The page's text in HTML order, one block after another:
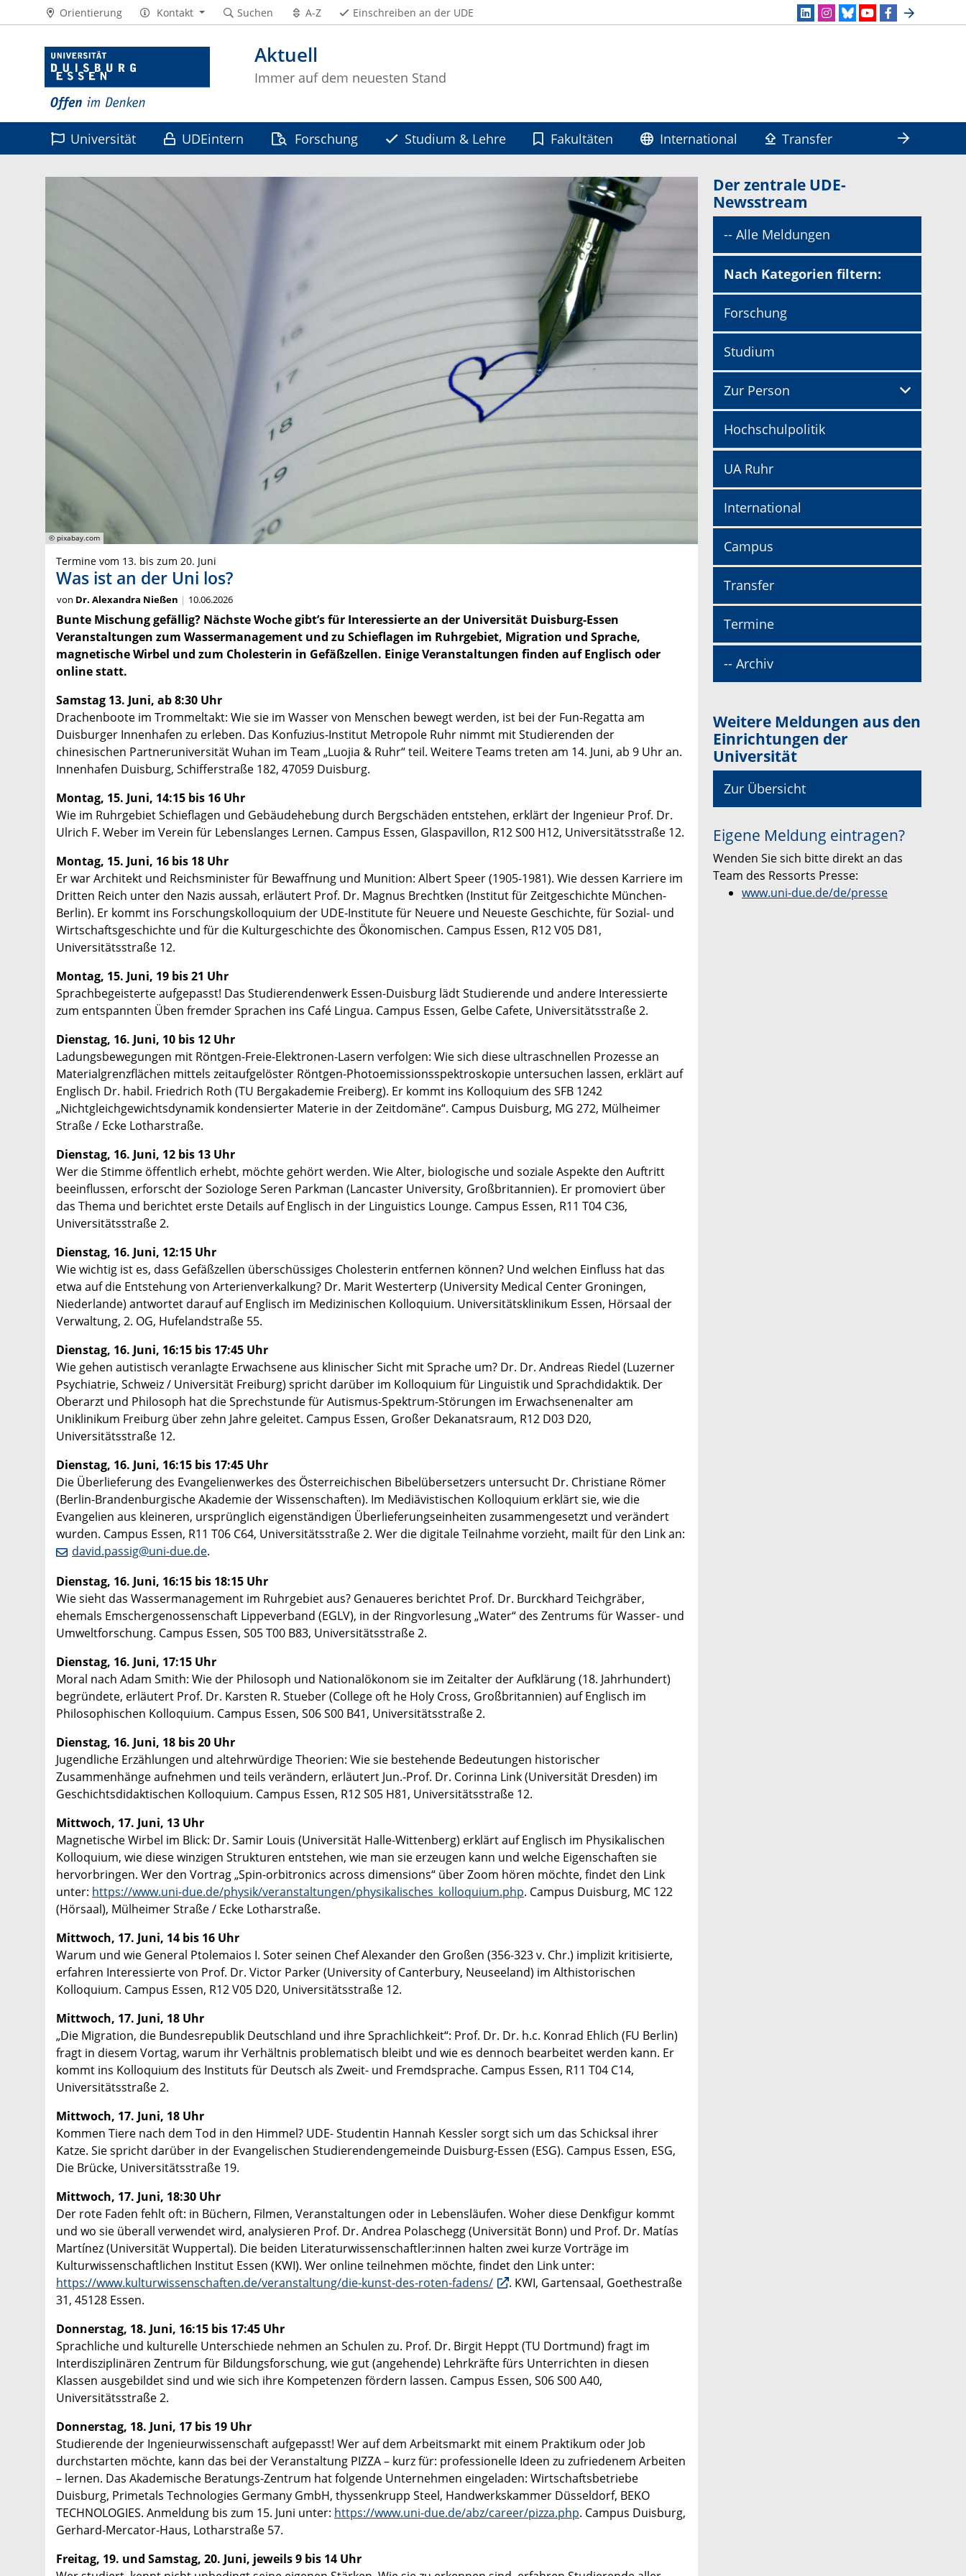
Aktuell
Immer auf dem neuesten Stand
Orientierung Kontakt Suchen A-Z Einschreiben an der UDE
Universität UDEintern Forschung Studium & Lehre Fakultäten International
Transfer
© pixabay.com
Termine vom 13. bis zum 20. Juni
Was ist an der Uni los?
von Dr. Alexandra Nießen 10.06.2026
Bunte Mischung gefällig? Nächste Woche gibt’s für Interessierte an der Universität Duisburg-Essen
Veranstaltungen zum Wassermanagement und zu Schieflagen im Ruhrgebiet, Migration und Sprache,
magnetische Wirbel und zum Cholesterin in Gefäßzellen. Einige Veranstaltungen finden auf Englisch oder
online statt.
Samstag 13. Juni, ab 8:30 Uhr
Drachenboote im Trommeltakt: Wie sie im Wasser von Menschen bewegt werden, ist bei der Fun-Regatta am
Duisburger Innenhafen zu erleben. Das Konfuzius-Institut Metropole Ruhr nimmt mit Studierenden der
chinesischen Partneruniversität Wuhan im Team „Luojia & Ruhr“ teil. Weitere Teams treten am 14. Juni, ab 9 Uhr an.
Innenhafen Duisburg, Schifferstraße 182, 47059 Duisburg.
Montag, 15. Juni, 14:15 bis 16 Uhr
Wie im Ruhrgebiet Schieflagen und Gebäudehebung durch Bergschäden entstehen, erklärt der Ingenieur Prof. Dr.
Ulrich F. Weber im Verein für Lebenslanges Lernen. Campus Essen, Glaspavillon, R12 S00 H12, Universitätsstraße 12.
Montag, 15. Juni, 16 bis 18 Uhr
Er war Architekt und Reichsminister für Bewaffnung und Munition: Albert Speer (1905-1981). Wie dessen Karriere im
Dritten Reich unter den Nazis aussah, erläutert Prof. Dr. Magnus Brechtken (Institut für Zeitgeschichte München-
Berlin). Er kommt ins Forschungskolloquium der UDE-Institute für Neuere und Neueste Geschichte, für Sozial- und
Wirtschaftsgeschichte und für die Kulturgeschichte des Ökonomischen. Campus Essen, R12 V05 D81,
Universitätsstraße 12.
Montag, 15. Juni, 19 bis 21 Uhr
Sprachbegeisterte aufgepasst! Das Studierendenwerk Essen-Duisburg lädt Studierende und andere Interessierte
zum entspannten Üben fremder Sprachen ins Café Lingua. Campus Essen, Gelbe Cafete, Universitätsstraße 2.
Dienstag, 16. Juni, 10 bis 12 Uhr
Ladungsbewegungen mit Röntgen-Freie-Elektronen-Lasern verfolgen: Wie sich diese ultraschnellen Prozesse an
Materialgrenzflächen mittels zeitaufgelöster Röntgen-Photoemissionsspektroskopie untersuchen lassen, erklärt auf
Englisch Dr. habil. Friedrich Roth (TU Bergakademie Freiberg). Er kommt ins Kolloquium des SFB 1242
„Nichtgleichgewichtsdynamik kondensierter Materie in der Zeitdomäne“. Campus Duisburg, MG 272, Mülheimer
Straße / Ecke Lotharstraße.
Dienstag, 16. Juni, 12 bis 13 Uhr
Wer die Stimme öffentlich erhebt, möchte gehört werden. Wie Alter, biologische und soziale Aspekte den Auftritt
beeinflussen, erforscht der Soziologe Seren Parkman (Lancaster University, Großbritannien). Er promoviert über
das Thema und berichtet erste Details auf Englisch in der Linguistics Lounge. Campus Essen, R11 T04 C36,
Universitätsstraße 2.
Dienstag, 16. Juni, 12:15 Uhr
Wie wichtig ist es, dass Gefäßzellen überschüssiges Cholesterin entfernen können? Und welchen Einfluss hat das
etwa auf die Entstehung von Arterienverkalkung? Dr. Marit Westerterp (University Medical Center Groningen,
Niederlande) antwortet darauf auf Englisch im Medizinischen Kolloquium. Universitätsklinikum Essen, Hörsaal der
Verwaltung, 2. OG, Hufelandstraße 55.
Dienstag, 16. Juni, 16:15 bis 17:45 Uhr
Wie gehen autistisch veranlagte Erwachsene aus klinischer Sicht mit Sprache um? Dr. Dr. Andreas Riedel (Luzerner
Psychiatrie, Schweiz / Universität Freiburg) spricht darüber im Kolloquium für Linguistik und Sprachdidaktik. Der
Oberarzt und Philosoph hat die Sprechstunde für Autismus-Spektrum-Störungen im Erwachsenenalter am
Uniklinikum Freiburg über zehn Jahre geleitet. Campus Essen, Großer Dekanatsraum, R12 D03 D20,
Universitätsstraße 12.
Dienstag, 16. Juni, 16:15 bis 17:45 Uhr
Die Überlieferung des Evangelienwerkes des Österreichischen Bibelübersetzers untersucht Dr. Christiane Römer
(Berlin-Brandenburgische Akademie der Wissenschaften). Im Mediävistischen Kolloquium erklärt sie, wie die
Evangelien aus kleineren, ursprünglich eigenständigen Überlieferungseinheiten zusammengesetzt und verändert
wurden. Campus Essen, R11 T06 C64, Universitätsstraße 2. Wer die digitale Teilnahme vorzieht, mailt für den Link an:
david.passig@uni-due.de.
Dienstag, 16. Juni, 16:15 bis 18:15 Uhr
Wie sieht das Wassermanagement im Ruhrgebiet aus? Genaueres berichtet Prof. Dr. Burckhard Teichgräber,
ehemals Emschergenossenschaft Lippeverband (EGLV), in der Ringvorlesung „Water“ des Zentrums für Wasser- und
Umweltforschung. Campus Essen, S05 T00 B83, Universitätsstraße 2.
Dienstag, 16. Juni, 17:15 Uhr
Moral nach Adam Smith: Wie der Philosoph und Nationalökonom sie im Zeitalter der Aufklärung (18. Jahrhundert)
begründete, erläutert Prof. Dr. Karsten R. Stueber (College oft he Holy Cross, Großbritannien) auf Englisch im
Philosophischen Kolloquium. Campus Essen, S06 S00 B41, Universitätsstraße 2.
Dienstag, 16. Juni, 18 bis 20 Uhr
Jugendliche Erzählungen und altehrwürdige Theorien: Wie sie bestehende Bedeutungen historischer
Zusammenhänge aufnehmen und teils verändern, erläutert Jun.-Prof. Dr. Corinna Link (Universität Dresden) im
Geschichtsdidaktischen Kolloquium. Campus Essen, R12 S05 H81, Universitätsstraße 12.
Mittwoch, 17. Juni, 13 Uhr
Magnetische Wirbel im Blick: Dr. Samir Louis (Universität Halle-Wittenberg) erklärt auf Englisch im Physikalischen
Kolloquium, wie diese winzigen Strukturen entstehen, wie man sie erzeugen kann und welche Eigenschaften sie
hervorbringen. Wer den Vortrag „Spin-orbitronics across dimensions“ über Zoom hören möchte, findet den Link
unter: https://www.uni-due.de/physik/veranstaltungen/physikalisches_kolloquium.php. Campus Duisburg, MC 122
(Hörsaal), Mülheimer Straße / Ecke Lotharstraße.
Mittwoch, 17. Juni, 14 bis 16 Uhr
Warum und wie General Ptolemaios I. Soter seinen Chef Alexander den Großen (356-323 v. Chr.) implizit kritisierte,
erfahren Interessierte von Prof. Dr. Victor Parker (University of Canterbury, Neuseeland) im Althistorischen
Kolloquium. Campus Essen, R12 V05 D20, Universitätsstraße 12.
Mittwoch, 17. Juni, 18 Uhr
„Die Migration, die Bundesrepublik Deutschland und ihre Sprachlichkeit“: Prof. Dr. Dr. h.c. Konrad Ehlich (FU Berlin)
fragt in diesem Vortag, warum ihr Verhältnis problematisch bleibt und wie es dennoch bearbeitet werden kann. Er
kommt ins Kolloquium des Instituts für Deutsch als Zweit- und Fremdsprache. Campus Essen, R11 T04 C14,
Universitätsstraße 2.
Mittwoch, 17. Juni, 18 Uhr
Kommen Tiere nach dem Tod in den Himmel? UDE- Studentin Hannah Kessler sorgt sich um das Schicksal ihrer
Katze. Sie spricht darüber in der Evangelischen Studierendengemeinde Duisburg-Essen (ESG). Campus Essen, ESG,
Die Brücke, Universitätsstraße 19.
Mittwoch, 17. Juni, 18:30 Uhr
Der rote Faden fehlt oft: in Büchern, Filmen, Veranstaltungen oder in Lebensläufen. Woher diese Denkfigur kommt
und wo sie überall verwendet wird, analysieren Prof. Dr. Andrea Polaschegg (Universität Bonn) und Prof. Dr. Matías
Martínez (Universität Wuppertal). Die beiden Literaturwissenschaftler:innen halten zwei kurze Vorträge im
Kulturwissenschaftlichen Institut Essen (KWI). Wer online teilnehmen möchte, findet den Link unter:
https://www.kulturwissenschaften.de/veranstaltung/die-kunst-des-roten-fadens/
. KWI, Gartensaal, Goethestraße
31, 45128 Essen.
Donnerstag, 18. Juni, 16:15 bis 17:45 Uhr
Sprachliche und kulturelle Unterschiede nehmen an Schulen zu. Prof. Dr. Birgit Heppt (TU Dortmund) fragt im
Interdisziplinären Zentrum für Bildungsforschung, wie gut (angehende) Lehrkräfte fürs Unterrichten in diesen
Klassen ausgebildet sind und wie sich ihre Kompetenzen fördern lassen. Campus Essen, S06 S00 A40,
Universitätsstraße 2.
Donnerstag, 18. Juni, 17 bis 19 Uhr
Studierende der Ingenieurwissenschaft aufgepasst! Wer auf dem Arbeitsmarkt mit einem Praktikum oder Job
durchstarten möchte, kann das bei der Veranstaltung PIZZA – kurz für: professionelle Ideen zu zufriedenem Arbeiten
– lernen. Das Akademische Beratungs-Zentrum hat folgende Unternehmen eingeladen: Wirtschaftsbetriebe
Duisburg, Primetals Technologies Germany GmbH, thyssenkrupp Steel, Handwerkskammer Düsseldorf, BEKO
TECHNOLOGIES. Anmeldung bis zum 15. Juni unter: https://www.uni-due.de/abz/career/pizza.php. Campus Duisburg,
Gerhard-Mercator-Haus, Lotharstraße 57.
Freitag, 19. und Samstag, 20. Juni, jeweils 9 bis 14 Uhr
Der zentrale UDE-
Newsstream
-- Alle Meldungen
Nach Kategorien filtern:
Forschung
Studium
Zur Person
Hochschulpolitik
UA Ruhr
International
Campus
Transfer
Termine
-- Archiv
Weitere Meldungen aus den
Einrichtungen der
Universität
Zur Übersicht
Eigene Meldung eintragen?
Wenden Sie sich bitte direkt an das
Team des Ressorts Presse:
www.uni-due.de/de/presse